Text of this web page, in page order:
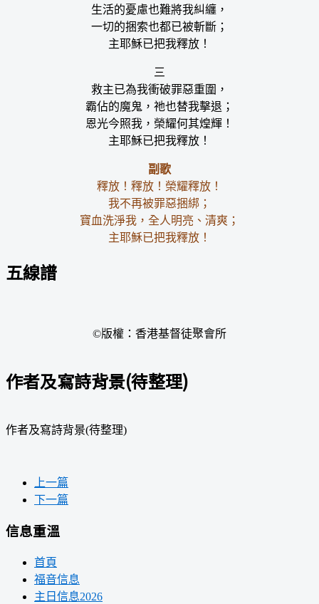
生活的憂慮也難將我糾纏，
一切的捆索也都已被斬斷；
主耶穌已把我釋放！
三
救主已為我衝破罪惡重圍，
霸佔的魔鬼，祂也替我擊退；
恩光今照我，榮耀何其煌輝！
主耶穌已把我釋放！
副歌
釋放！釋放！榮耀釋放！
我不再被罪惡捆綁；
寶血洗淨我，全人明亮、清爽；
主耶穌已把我釋放！
五線譜
©版權：香港基督徒聚會所
作者及寫詩背景(待整理)
作者及寫詩背景(待整理)
上一篇
下一篇
信息重溫
首頁
福音信息
主日信息2026